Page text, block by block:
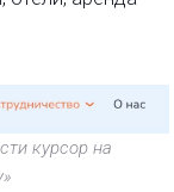
курсор на